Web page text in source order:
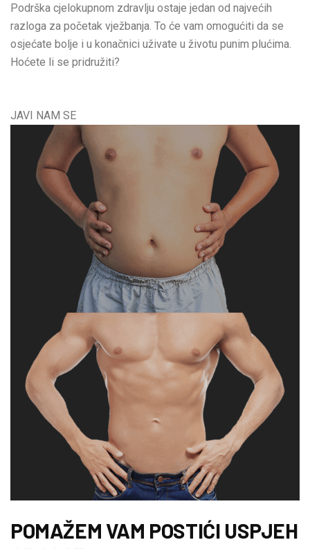
Podrška cjelokupnom zdravlju ostaje jedan od najvećih
razloga za početak vježbanja. To će vam omogućiti da se
osjećate bolje i u konačnici uživate u životu punim plućima.
Hoćete li se pridružiti?
JAVI NAM SE
POMAŽEM VAM POSTIĆI USPJEH